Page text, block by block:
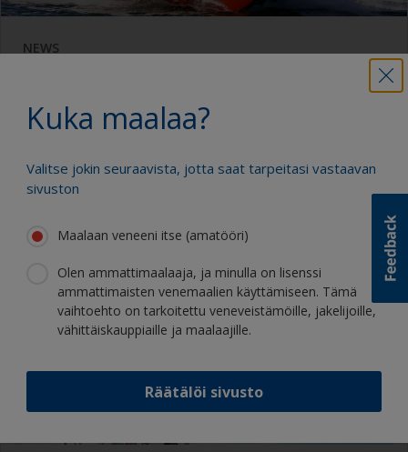
NEWS
Kuka maalaa?
Valitse jokin seuraavista, jotta saat tarpeitasi vastaavan
sivuston
Maalaan veneeni itse (amatööri)
Olen ammattimaalaaja, ja minulla on lisenssi
ammattimaisten venemaalien käyttämiseen. Tämä
vaihtoehto on tarkoitettu veneveistämöille, jakelijoille,
vähittäiskauppiaille ja maalaajille.
Räätälöi sivusto